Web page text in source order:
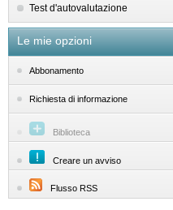
Test d'autovalutazione
Le mie opzioni
Abbonamento
Richiesta di informazione
Biblioteca
Creare un avviso
Flusso RSS